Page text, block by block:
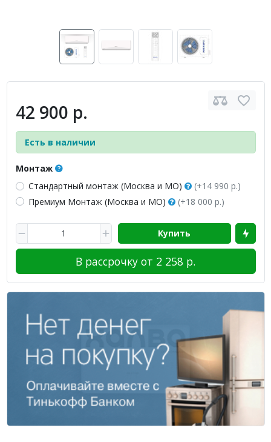
42 900 р.
Есть в наличии
Монтаж
Стандартный монтаж (Москва и МО)
(+14 990 р.)
Премиум Монтаж (Москва и МО)
(+18 000 р.)
Купить
В рассрочку от 2 258 р.